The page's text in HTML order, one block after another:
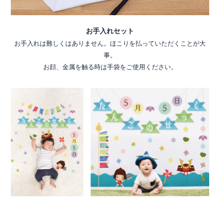
お手入れセット
お手入れは難しくはありません。ほこりを払っていただくことが大
事。
お顔、金属を触る時は手袋をご使用ください。